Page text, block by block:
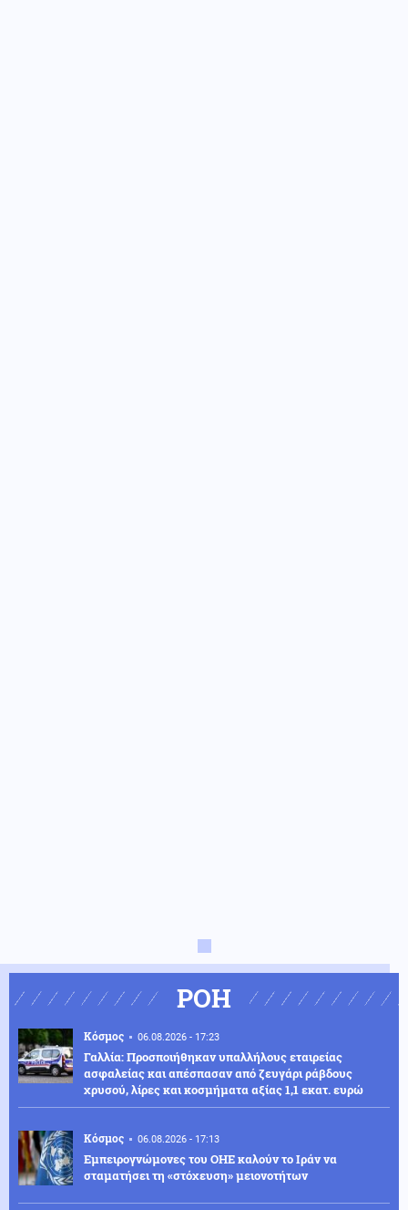
ΡΟΗ
Κόσμος 06.08.2026 - 17:23
Γαλλία: Προσποιήθηκαν υπαλλήλους εταιρείας
ασφαλείας και απέσπασαν από ζευγάρι ράβδους
χρυσού, λίρες και κοσμήματα αξίας 1,1 εκατ. ευρώ
Κόσμος 06.08.2026 - 17:13
Εμπειρογνώμονες του ΟΗΕ καλούν το Ιράν να
σταματήσει τη «στόχευση» μειονοτήτων